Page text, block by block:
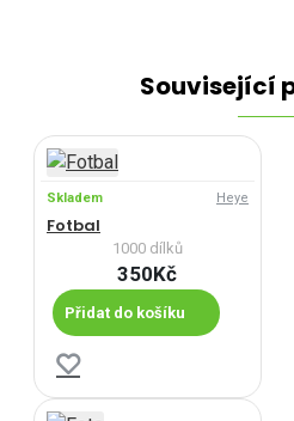
Související
Skladem Heye
Fotbal
1000 dílků
350Kč
Přidat do košíku